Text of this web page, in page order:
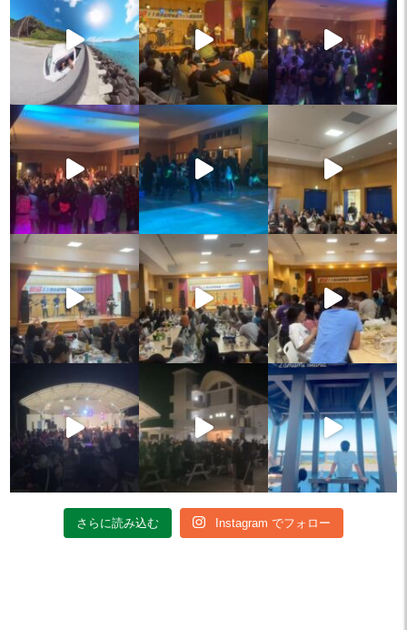
さらに読み込む Instagram でフォロー